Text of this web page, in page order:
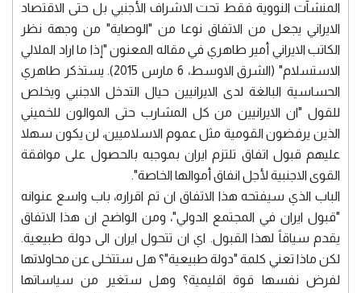
المنشآت النووية فقط تحت الاشراف الأجنبي بل حتى الاقتصاد
الايراني يجعل من الاتفاق نوعا من "الوصاية" من وجهة نظر
الكاتب الايراني أمير طاهري في مقاله المعنون "إذا ما اراد الملالي
الاستسلام" (الشرق الاوسط، 6 مارس 2015). يستذكر طاهري
الحساسية البالغة لدى الايرانيين حيال التدخل الاجنبي ويخلص
للقول "ان الايرانيين من كل المشارب حتى الموالون للخميني
الذين يرفضون القومية مثل عموم الاسلاميين، لن يكون سهلا
عليهم قبول اتفاق تلتزم ايران بموجبه بالحصول على موافقة
القوى الاجنبية لأجل انفاق أموالها الخاصة".
الباب الذي سيفتحه هذا الاتفاق ان تم اقراره، باب واسع عنوانه
"قبول ايران في المجتمع الدولي"، ومن الواضح ان هذا الاتفاق
يقدم سياقاً لهذا القبول. اي ان تتحول ايران الى دولة طبيعية.
لكن ماذا تعني كلمة "دولة طبيعية"؟ هل ستتخلى عن محاولاتها
لفرض نفسها قوة اقليمية؟ وهل ستغير من سياساتها